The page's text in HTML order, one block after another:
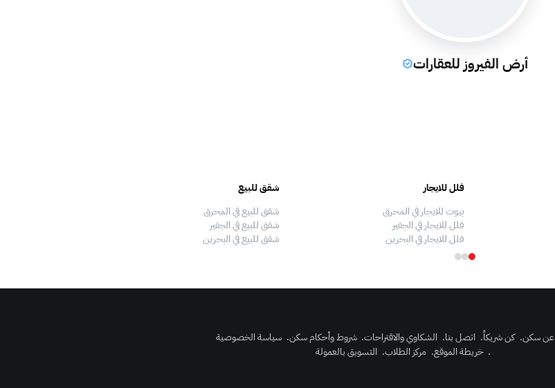
أرض الفيروز للعقارات
فلل للايجار
بيوت للايجار في المحرق
فلل للايجار في الجفير
فلل للايجار في البحرين
شقق للبيع
شقق للبيع في المحرق
شقق للبيع في الجفير
شقق للبيع في البحرين
عن سكن. كن شريكاً. اتصل بنا. الشكاوي والاقتراحات. شروط وأحكام سكن. سياسة الخصوصية
. خريطة الموقع. مركز الطلاب. التسويق بالعمولة